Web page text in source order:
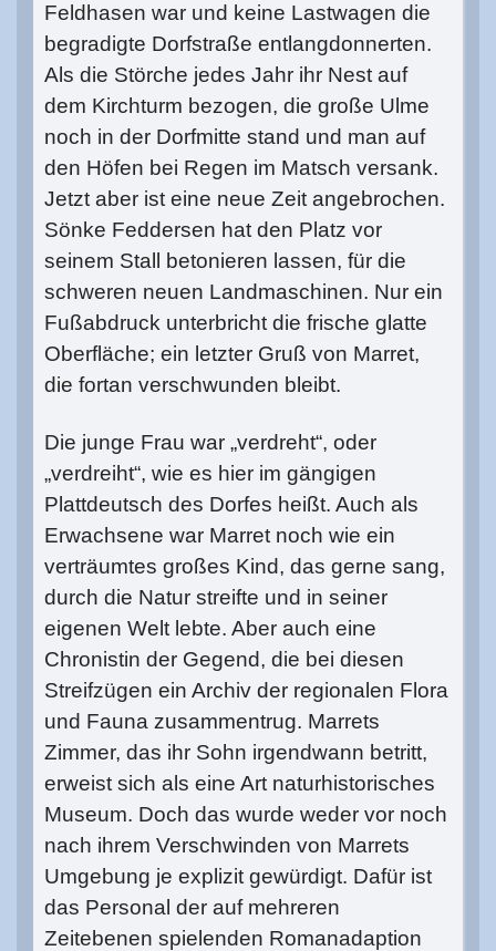
Feldhasen war und keine Lastwagen die
begradigte Dorfstraße entlangdonnerten.
Als die Störche jedes Jahr ihr Nest auf
dem Kirchturm bezogen, die große Ulme
noch in der Dorfmitte stand und man auf
den Höfen bei Regen im Matsch versank.
Jetzt aber ist eine neue Zeit angebrochen.
Sönke Feddersen hat den Platz vor
seinem Stall betonieren lassen, für die
schweren neuen Landmaschinen. Nur ein
Fußabdruck unterbricht die frische glatte
Oberfläche; ein letzter Gruß von Marret,
die fortan verschwunden bleibt.
Die junge Frau war „verdreht“, oder
„verdreiht“, wie es hier im gängigen
Plattdeutsch des Dorfes heißt. Auch als
Erwachsene war Marret noch wie ein
verträumtes großes Kind, das gerne sang,
durch die Natur streifte und in seiner
eigenen Welt lebte. Aber auch eine
Chronistin der Gegend, die bei diesen
Streifzügen ein Archiv der regionalen Flora
und Fauna zusammentrug. Marrets
Zimmer, das ihr Sohn irgendwann betritt,
erweist sich als eine Art naturhistorisches
Museum. Doch das wurde weder vor noch
nach ihrem Verschwinden von Marrets
Umgebung je explizit gewürdigt. Dafür ist
das Personal der auf mehreren
Zeitebenen spielenden Romanadaption